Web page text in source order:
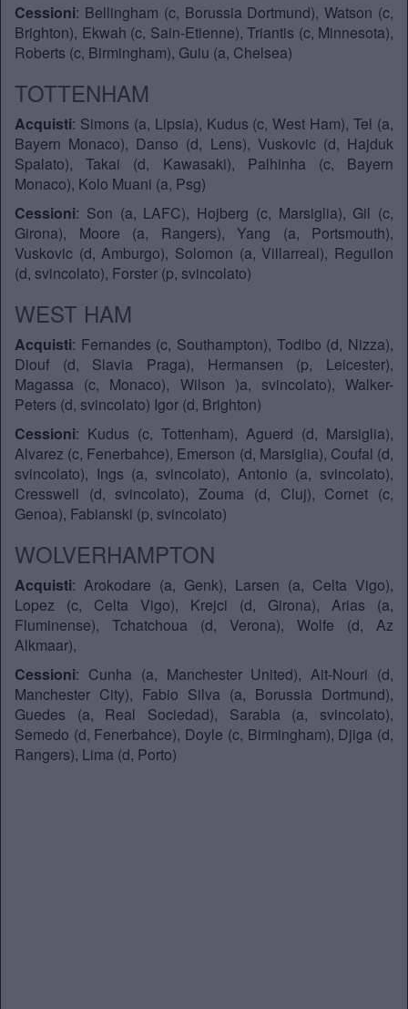
Cessioni: Bellingham (c, Borussia Dortmund), Watson (c,
Brighton), Ekwah (c, Sain-Etienne), Triantis (c, Minnesota),
Roberts (c, Birmingham), Guiu (a, Chelsea)
TOTTENHAM
Acquisti: Simons (a, Lipsia), Kudus (c, West Ham), Tel (a,
Bayern Monaco), Danso (d, Lens), Vuskovic (d, Hajduk
Spalato), Takai (d, Kawasaki), Palhinha (c, Bayern
Monaco), Kolo Muani (a, Psg)
Cessioni: Son (a, LAFC), Hojberg (c, Marsiglia), Gil (c,
Girona), Moore (a, Rangers), Yang (a, Portsmouth),
Vuskovic (d, Amburgo), Solomon (a, Villarreal), Reguilon
(d, svincolato), Forster (p, svincolato)
WEST HAM
Acquisti: Fernandes (c, Southampton), Todibo (d, Nizza),
Diouf (d, Slavia Praga), Hermansen (p, Leicester),
Magassa (c, Monaco), Wilson )a, svincolato), Walker-
Peters (d, svincolato) Igor (d, Brighton)
Cessioni: Kudus (c, Tottenham), Aguerd (d, Marsiglia),
Alvarez (c, Fenerbahce), Emerson (d, Marsiglia), Coufal (d,
svincolato), Ings (a, svincolato), Antonio (a, svincolato),
Cresswell (d, svincolato), Zouma (d, Cluj), Cornet (c,
Genoa), Fabianski (p, svincolato)
WOLVERHAMPTON
Acquisti: Arokodare (a, Genk), Larsen (a, Celta Vigo),
Lopez (c, Celta Vigo), Krejci (d, Girona), Arias (a,
Fluminense), Tchatchoua (d, Verona), Wolfe (d, Az
Alkmaar),
Cessioni: Cunha (a, Manchester United), Ait-Nouri (d,
Manchester City), Fabio Silva (a, Borussia Dortmund),
Guedes (a, Real Sociedad), Sarabia (a, svincolato),
Semedo (d, Fenerbahce), Doyle (c, Birmingham), Djiga (d,
Rangers), Lima (d, Porto)